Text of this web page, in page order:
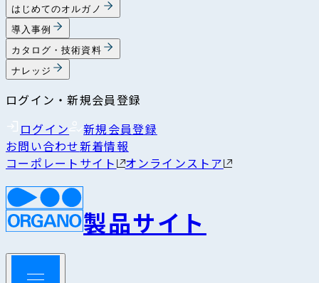
はじめてのオルガノ
導入事例
カタログ・技術資料
ナレッジ
ログイン・新規会員登録
ログイン
新規会員登録
お問い合わせ新着情報
コーポレートサイト
オンラインストア
製品サイト